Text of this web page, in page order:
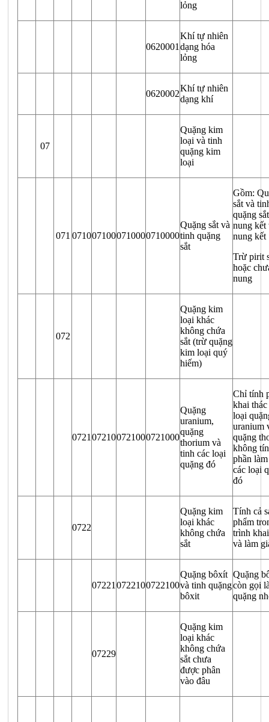
lỏng
0620001
Khí tự nhiên
dạng hóa
lỏng
0620002
Khí tự nhiên
dạng khí
07
Quặng kim
loại và tinh
quặng kim
loại
071 0710071000710000710000
Quặng sắt và
tinh quặng
sắt
Gồm:
sắt và
quặng
nung kết
nung kết
Trừ pirit
hoặc
nung
072
Quặng kim
loại khác
không chứa
sắt (trừ quặng
kim loại quý
hiếm)
0721 072100721000721000
Quặng
uranium,
quặng
thorium và
tinh các loại
quặng đó
Chỉ tính
khai thác
loại
uranium
quặng
không
phần
các loại
đó
0722
Quặng kim
loại khác
không chứa
sắt
Tính cả
phẩm
trình
và làm
07221 0722100722100
Quặng bôxít
và tinh quặng
bôxit
Quặng
còn gọi
quặng
07229
Quặng kim
loại khác
không chứa
sắt chưa
được phân
vào đâu